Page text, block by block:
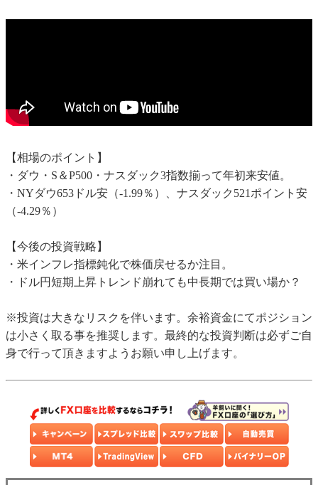
【相場のポイント】
・ダウ・S＆P500・ナスダック3指数揃って年初来安値。
・NYダウ653ドル安（-1.99％）、ナスダック521ポイント安
（-4.29％）
【今後の投資戦略】
・米インフレ指標鈍化で株価戻せるか注目。
・ドル円短期上昇トレンド崩れても中長期では買い場か？
※投資は大きなリスクを伴います。余裕資金にてポジション
は小さく取る事を推奨します。最終的な投資判断は必ずご自
身で行って頂きますようお願い申し上げます。